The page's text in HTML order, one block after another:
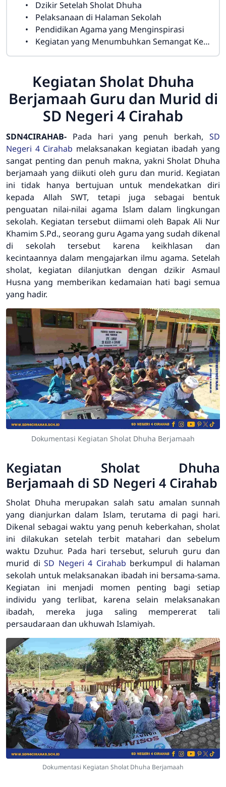
Dzikir Setelah Sholat Dhuha
Pelaksanaan di Halaman Sekolah
Pendidikan Agama yang Menginspirasi
Kegiatan yang Menumbuhkan Semangat Kebaikan
Kegiatan Sholat Dhuha
Berjamaah Guru dan Murid di
SD Negeri 4 Cirahab
SDN4CIRAHAB- Pada hari yang penuh berkah,SD
Negeri 4 Cirahab melaksanakan kegiatan ibadah yang
sangat penting dan penuh makna, yakni Sholat Dhuha
berjamaah yang diikuti oleh guru dan murid. Kegiatan
ini tidak hanya bertujuan untuk mendekatkan diri
kepada Allah SWT, tetapi juga sebagai bentuk
penguatan nilai-nilai agama Islam dalam lingkungan
sekolah. Kegiatan tersebut diimami oleh Bapak Ali Nur
Khamim S.Pd., seorang guru Agama yang sudah dikenal
di sekolah tersebut karena keikhlasan dan
kecintaannya dalam mengajarkan ilmu agama. Setelah
sholat, kegiatan dilanjutkan dengan dzikir Asmaul
Husna yang memberikan kedamaian hati bagi semua
yang hadir.
Dokumentasi Kegiatan Sholat Dhuha Berjamaah
Kegiatan Sholat Dhuha
Berjamaah di SD Negeri 4 Cirahab
Sholat Dhuha merupakan salah satu amalan sunnah
yang dianjurkan dalam Islam, terutama di pagi hari.
Dikenal sebagai waktu yang penuh keberkahan, sholat
ini dilakukan setelah terbit matahari dan sebelum
waktu Dzuhur. Pada hari tersebut, seluruh guru dan
murid di SD Negeri 4 Cirahab berkumpul di halaman
sekolah untuk melaksanakan ibadah ini bersama-sama.
Kegiatan ini menjadi momen penting bagi setiap
individu yang terlibat, karena selain melaksanakan
ibadah, mereka juga saling mempererat tali
persaudaraan dan ukhuwah Islamiyah.
Dokumentasi Kegiatan Sholat Dhuha Berjamaah